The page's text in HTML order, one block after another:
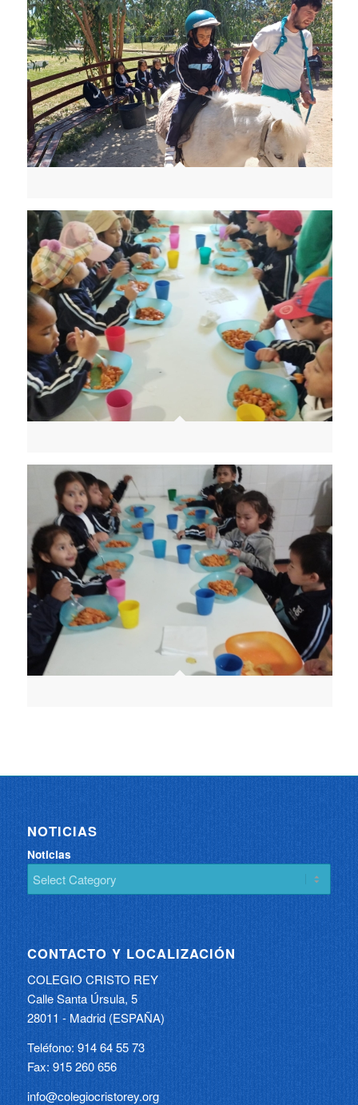
NOTICIAS
Noticias
CONTACTO Y LOCALIZACIÓN
COLEGIO CRISTO REY
Calle Santa Úrsula, 5
28011 - Madrid (ESPAÑA)
Teléfono: 914 64 55 73
Fax: 915 260 656
info@colegiocristorey.org